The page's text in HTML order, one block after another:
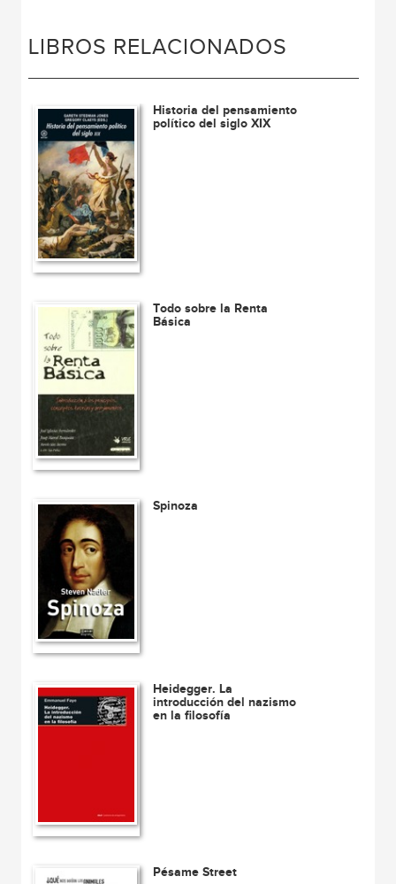
LIBROS RELACIONADOS
Historia del pensamiento
político del siglo XIX
Todo sobre la Renta
Básica
Spinoza
Heidegger. La
introducción del nazismo
en la filosofía
Pésame Street